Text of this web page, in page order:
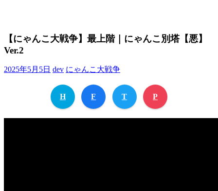
【にゃんこ大戦争】最上階｜にゃんこ別塔【悪】
Ver.2
2025年5月5日 dev にゃんこ大戦争
H F T P